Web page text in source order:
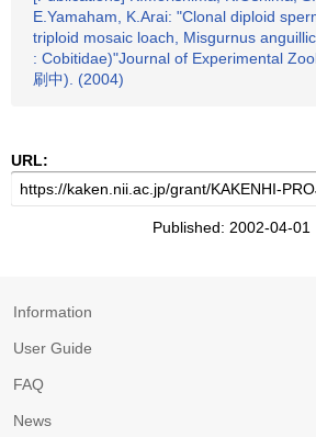
E.Yamaham, K.Arai: "Clonal diploid
triploid mosaic loach, Misgurnus
: Cobitidae)"Journal of Experimental
刷中). (2004)
URL:
Published: 2002-04-
Information
User Guide
FAQ
News